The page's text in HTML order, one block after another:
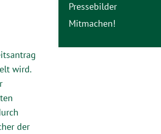
Pressebilder
Mitmachen!
wird.
der